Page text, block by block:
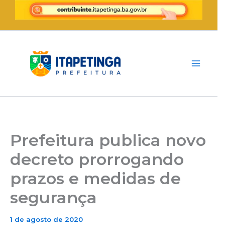
para
conteúdo
Prefeitura publica novo
decreto prorrogando
prazos e medidas de
segurança
1 de agosto de 2020